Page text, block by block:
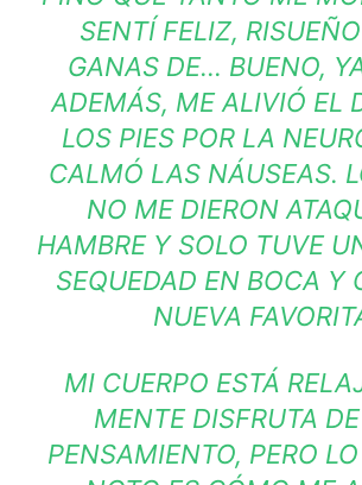
SENTÍ FELIZ,
GANAS DE… BUENO,
ADEMÁS, ME ALIVIÓ EL
LOS PIES POR LA
CALMÓ LAS NÁUSEAS.
NO ME DIERON
HAMBRE Y SOLO TUVE
SEQUEDAD EN BOCA Y
NUEVA
MI CUERPO ESTÁ
MENTE DISFRUTA
PENSAMIENTO, PERO